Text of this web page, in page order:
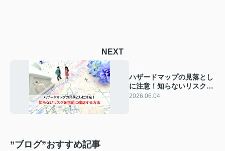
NEXT
ハザードマップの見落とし
に注意！知らないリスクを
事前に確認する方法
2026.06.04
”ブログ”おすすめ記事